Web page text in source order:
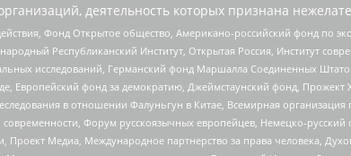
деятельность которых признана
Фонд Открытое общество, Американо-российский фонд по
Республиканский Институт, Открытая Россия, Институт
исследований, Германский фонд Маршалла Соединенных
Европейский фонд за демократию, Джеймстаунский фонд,
в отношении Фалуньгун в Китае, Всемирная
Форум русскоязычных европейцев, Немецко-
Медиа, Международное партнерство за права человека,